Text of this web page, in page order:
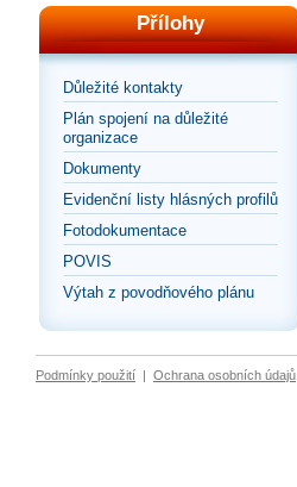
Přílohy
Důležité kontakty
Plán spojení na důležité
organizace
Dokumenty
Evidenční listy hlásných profilů
Fotodokumentace
POVIS
Výtah z povodňového plánu
Podmínky použití | Ochrana osobních údajů